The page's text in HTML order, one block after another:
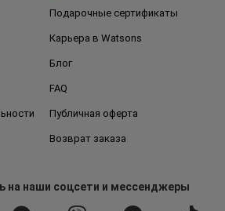
Подарочные сертификаты
Карьера в Watsons
Блог
FAQ
Публичная оферта
Возврат заказа
на наши соцсети и мессенджеры